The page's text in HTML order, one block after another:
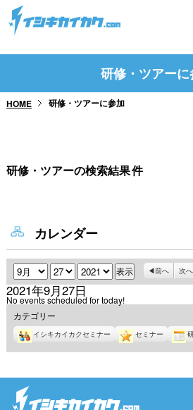
トップページ
研修・ツアーに参加
研修・ツアーに
HOME 研修・ツアーに参加
研修・ツアーの検索結果件
カレンダー
月 日 年 前へ 次へ
2021年9月27日
No events scheduled for today!
カテゴリー
イシキカイカクセミナー セミナー